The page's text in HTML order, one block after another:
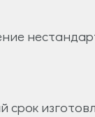
срок